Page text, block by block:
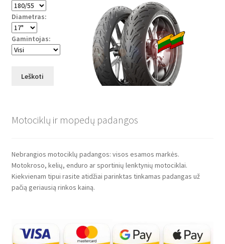
Diametras:
Gamintojas:
Leškoti
Motociklų ir mopedų padangos
Nebrangios motociklų padangos: visos esamos markės.
Motokroso, kelių, enduro ar sportinių lenktynių motociklai.
Kiekvienam tipui rasite atidžiai parinktas tinkamas padangas už
pačią geriausią rinkos kainą.